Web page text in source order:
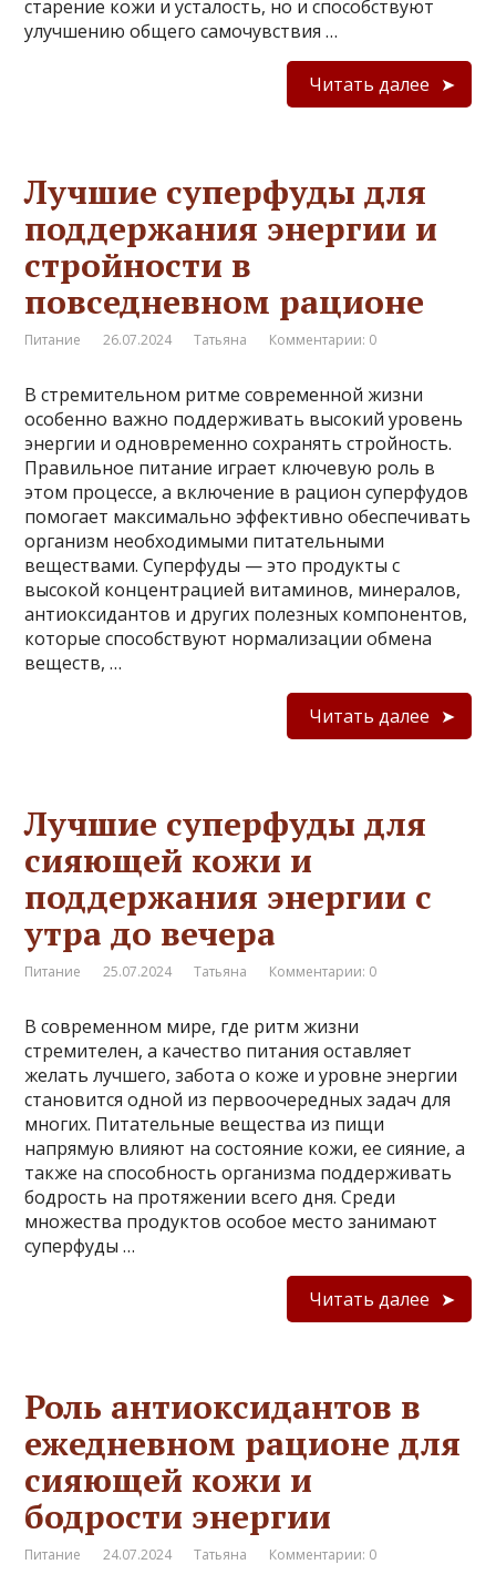
старение кожи и усталость, но и способствуют
улучшению общего самочувствия …
Читать далее
Лучшие суперфуды для
поддержания энергии и
стройности в
повседневном рационе
Питание 26.07.2024 Татьяна Комментарии: 0
В стремительном ритме современной жизни
особенно важно поддерживать высокий уровень
энергии и одновременно сохранять стройность.
Правильное питание играет ключевую роль в
этом процессе, а включение в рацион суперфудов
помогает максимально эффективно обеспечивать
организм необходимыми питательными
веществами. Суперфуды — это продукты с
высокой концентрацией витаминов, минералов,
антиоксидантов и других полезных компонентов,
которые способствуют нормализации обмена
веществ, …
Читать далее
Лучшие суперфуды для
сияющей кожи и
поддержания энергии с
утра до вечера
Питание 25.07.2024 Татьяна Комментарии: 0
В современном мире, где ритм жизни
стремителен, а качество питания оставляет
желать лучшего, забота о коже и уровне энергии
становится одной из первоочередных задач для
многих. Питательные вещества из пищи
напрямую влияют на состояние кожи, ее сияние, а
также на способность организма поддерживать
бодрость на протяжении всего дня. Среди
множества продуктов особое место занимают
суперфуды …
Читать далее
Роль антиоксидантов в
ежедневном рационе для
сияющей кожи и
бодрости энергии
Питание 24.07.2024 Татьяна Комментарии: 0